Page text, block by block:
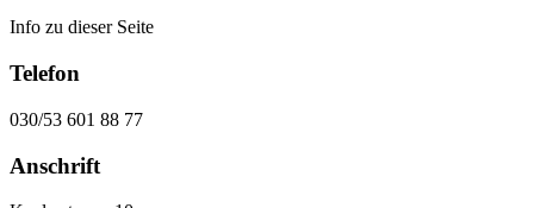
Info zu dieser Seite
Telefon
030/53 601 88 77
Anschrift